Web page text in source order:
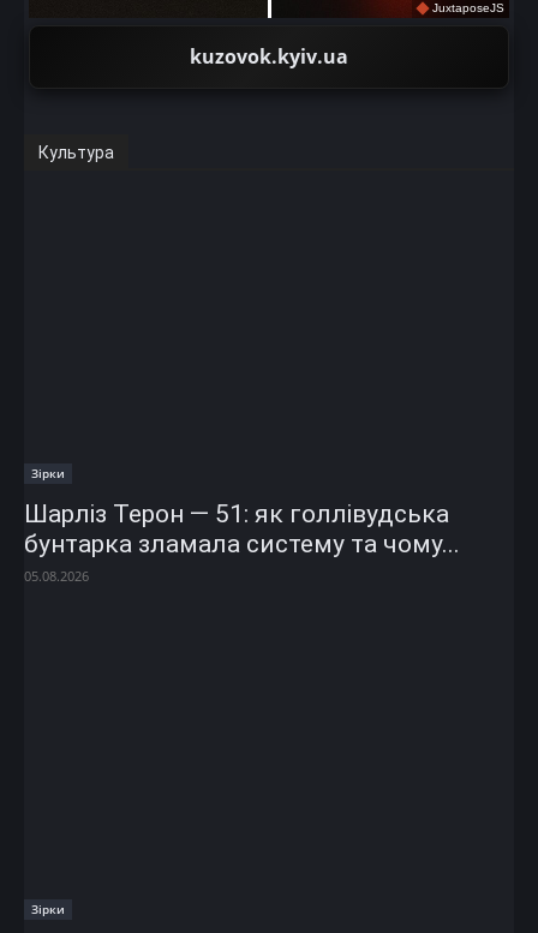
JuxtaposeJS
kuzovok.kyiv.ua
Культура
Зірки
Шарліз Терон — 51: як голлівудська
бунтарка зламала систему та чому...
05.08.2026
Зірки